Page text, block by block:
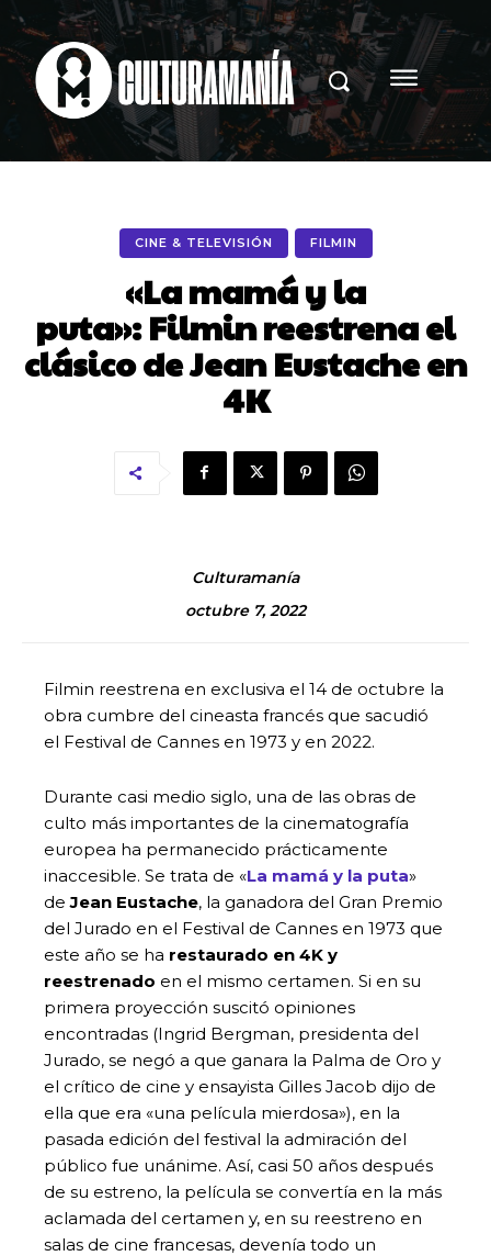
CINE & TELEVISIÓN FILMIN
«La mamá y la
puta»: Filmin reestrena el
clásico de Jean Eustache en
4K
Culturamanía
octubre 7, 2022
Filmin reestrena en exclusiva el 14 de octubre la
obra cumbre del cineasta francés que sacudió
el Festival de Cannes en 1973 y en 2022.
Durante casi medio siglo, una de las obras de
culto más importantes de la cinematografía
europea ha permanecido prácticamente
inaccesible. Se trata de «La mamá y la puta»
deJean Eustache, la ganadora del Gran Premio
del Jurado en el Festival de Cannes en 1973 que
este año se ha restaurado en 4K y
reestrenado en el mismo certamen. Si en su
primera proyección suscitó opiniones
encontradas (Ingrid Bergman, presidenta del
Jurado, se negó a que ganara la Palma de Oro y
el crítico de cine y ensayista Gilles Jacob dijo de
ella que era «una película mierdosa»), en la
pasada edición del festival la admiración del
público fue unánime. Así, casi 50 años después
de su estreno, la película se convertía en la más
aclamada del certamen y, en su reestreno en
salas de cine francesas, devenía todo un